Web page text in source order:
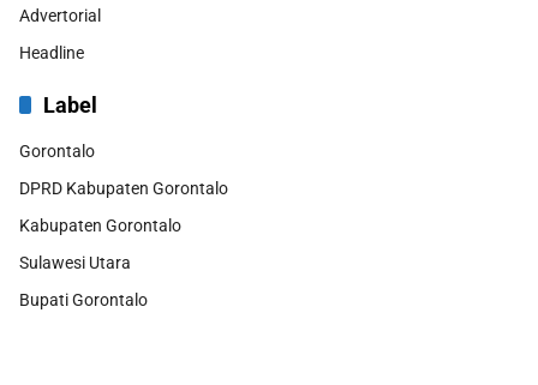
Advertorial
Headline
Label
Gorontalo
DPRD Kabupaten Gorontalo
Kabupaten Gorontalo
Sulawesi Utara
Bupati Gorontalo